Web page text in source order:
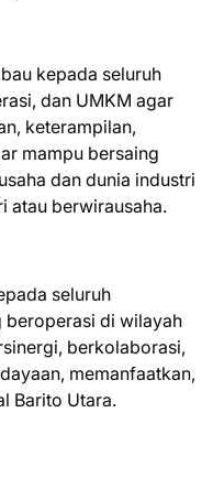
kepada seluruh
dan UMKM agar
keterampilan,
mampu bersaing
dan dunia industri
atau berwirausaha.
seluruh
beroperasi di wilayah
berkolaborasi,
memanfaatkan,
Barito Utara.